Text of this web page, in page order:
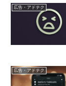
広告・アドテク
広告・アドテク